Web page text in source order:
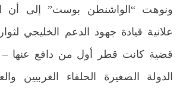
ونوهت “الواشنطن بوست” إلى أن
علانية قيادة جهود الدعم الخليجي
قضية كانت قطر أول من دافع عنها
الدولة الصغيرة الحلفاء الغربيين